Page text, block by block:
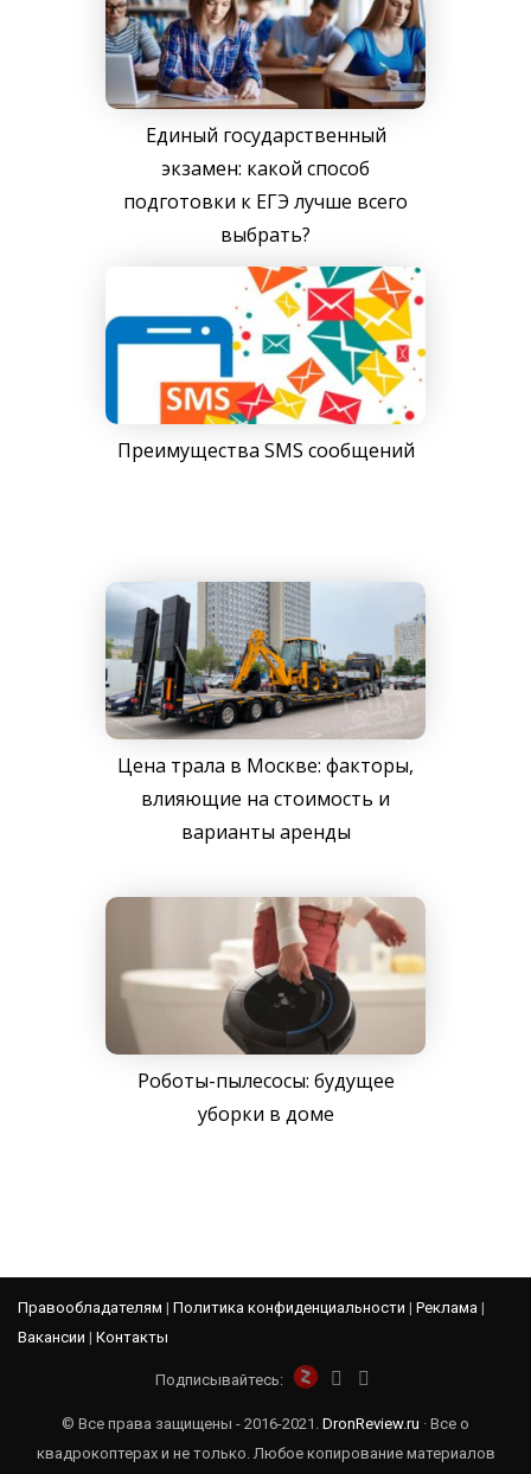
Единый государственный
экзамен: какой способ
подготовки к ЕГЭ лучше всего
выбрать?
Преимущества SMS сообщений
Цена трала в Москве: факторы,
влияющие на стоимость и
варианты аренды
Роботы-пылесосы: будущее
уборки в доме
Правообладателям | Политика конфиденциальности | Реклама |
Вакансии | Контакты
Подписывайтесь:
© Все права защищены - 2016-2021. DronReview.ru · Все о
квадрокоптерах и не только. Любое копирование материалов